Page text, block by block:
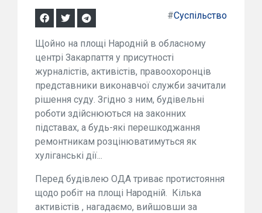
#Суспільство
Щойно на площі Народній в обласному
центрі Закарпаття у присутності
журналістів, активістів, правоохоронців
представники виконавчої служби зачитали
рішення суду. Згідно з ним, будівельні
роботи здійснюються на законних
підставах, а будь-які перешкоджання
ремонтникам розцінюватимуться як
хуліганські дії...
Перед будівлею ОДА триває протистояння
щодо робіт на площі Народній. Кілька
активістів , нагадаємо, вийшовши за